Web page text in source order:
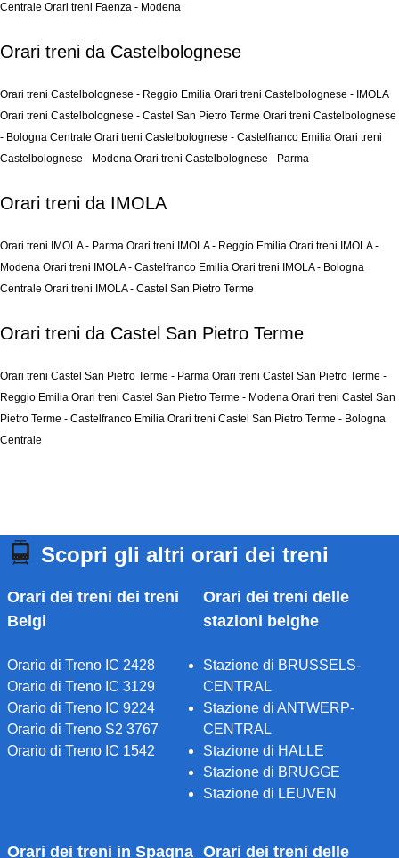
Centrale Orari treni Faenza - Modena
Orari treni da Castelbolognese
Orari treni Castelbolognese - Reggio Emilia Orari treni Castelbolognese - IMOLA
Orari treni Castelbolognese - Castel San Pietro Terme Orari treni Castelbolognese
- Bologna Centrale Orari treni Castelbolognese - Castelfranco Emilia Orari treni
Castelbolognese - Modena Orari treni Castelbolognese - Parma
Orari treni da IMOLA
Orari treni IMOLA - Parma Orari treni IMOLA - Reggio Emilia Orari treni IMOLA -
Modena Orari treni IMOLA - Castelfranco Emilia Orari treni IMOLA - Bologna
Centrale Orari treni IMOLA - Castel San Pietro Terme
Orari treni da Castel San Pietro Terme
Orari treni Castel San Pietro Terme - Parma Orari treni Castel San Pietro Terme -
Reggio Emilia Orari treni Castel San Pietro Terme - Modena Orari treni Castel San
Pietro Terme - Castelfranco Emilia Orari treni Castel San Pietro Terme - Bologna
Centrale
Scopri gli altri orari dei treni
Orari dei treni dei treni
Belgi
Orario di Treno IC 2428
Orario di Treno IC 3129
Orario di Treno IC 9224
Orario di Treno S2 3767
Orario di Treno IC 1542
Orari dei treni delle
stazioni belghe
Stazione di BRUSSELS-
CENTRAL
Stazione di ANTWERP-
CENTRAL
Stazione di HALLE
Stazione di BRUGGE
Stazione di LEUVEN
Orari dei treni in Spagna Orari dei treni delle